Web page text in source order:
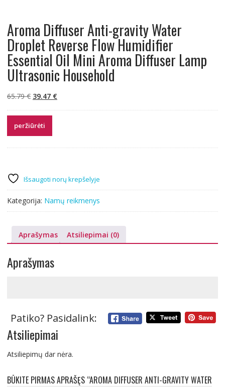
Aroma Diffuser Anti-gravity Water
Droplet Reverse Flow Humidifier
Essential Oil Mini Aroma Diffuser Lamp
Ultrasonic Household
65.79€ Original
was:
65.79 €.
39.47 €Current
peržiūrėti
Išsaugoti norų krepšelyje
Kategorija: Namų reikmenys
Aprašymas Atsiliepimai (0)
Aprašymas
Patiko? Pasidalink:
Atsiliepimai
Atsiliepimų dar nėra.
BŪKITE PIRMAS APRAŠĘS “AROMA DIFFUSER ANTI-GRAVITY WATER